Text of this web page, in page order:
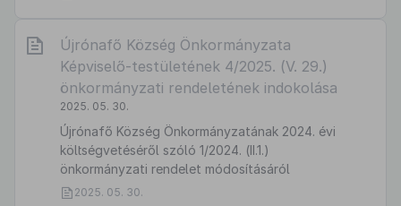
Újrónafő Község Önkormányzata
Képviselő-testületének 4/2025. (V. 29.)
önkormányzati rendeletének indokolása
2025. 05. 30.
Újrónafő Község Önkormányzatának 2024. évi
költségvetéséről szóló 1/2024. (II.1.)
önkormányzati rendelet módosításáról
2025. 05. 30.